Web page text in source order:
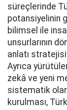
süreçlerinde
potansiyelinin
bilimsel ile
unsurlarının
anlatı
Ayrıca
zekâ ve yeni
sistematik
kurulması,